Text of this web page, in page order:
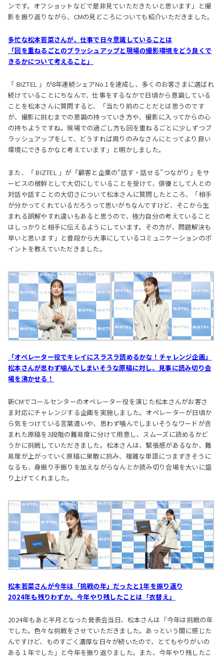
ンです。オフショットなどで是非見ていただきたいと思います」と撮
影を振り返りながら、CMの見どころについても紹介いただきました。
多忙な松本若菜さんが、仕事で日々意識していることは
「回を重ねるごとのブラッシュアップと現場の撮影環境をどう良くで
きるかについて考えること」
「 BIZTEL 」が8年連続シェアNo.1を達成し、多くのお客さまに選ばれ
続けていることにちなんで、仕事をするなかで日頃から意識している
ことを松本さんに質問すると、「当たり前のことだとは思うのです
が、撮影に挑むまでの意識の持っていき方や、撮影に入ってからの心
の持ちようですね。現場での過ごし方も回を重ねるごとに少しずつブ
ラッシュアップをして、どうすれば周りのみなさんにとってより良い
環境にできるかなと考えています」と明かしました。
また、「 BIZTEL 」が「顧客と企業の“話す・話せる”つながり」をサ
ービスの根幹として大切にしていることを受けて、俳優として人との
対話や話すことの大切さについて松本さんに質問したところ、「相手
が分かってくれているだろうって思いがちなんですけど、そこから生
まれる誤解やすれ違いもあると思うので、極力自分の考えていること
はしっかりと相手に伝えるようにしています。その方が、問題解決も
早いと思います」と普段から大事にしているコミュニケーションのポ
イントを教えていただきました。
「オペレーター役でキレイにスラスラ読めるかな！チャレンジ企画」
松本さんが思わず噛んでしまいそうな原稿に対し、見事に読み切り会
場を沸かせる！
新CMでコールセンターのオペレーター役を演じた松本さんがお客さ
ま対応にチャレンジする企画を実施しました。オペレーターが日頃か
ら気をつけている言葉遣いや、思わず噛んでしまいそうなワードが含
まれた原稿を3段階の難易度に分けて用意し、スムーズに読めるかど
うかに挑戦していただきました。松本さんは、緊張感があるなか、難
易度が上がっていく原稿に果敢に挑み、複雑な単語につまずきそうに
なるも、身振り手振りを加えながらなんとか読み切り会場を大いに盛
り上げてくれました。
松本若菜さんが今年は「挑戦の年」だったと1年を振り返り
2024年も残りわずか。今年やり残したことは「衣替え」
2024年もあと半月となった発表会当日、松本さんは「今年は挑戦の年
でした。色々な挑戦をさせていただきました。あっという間に感じた
んですけど、ものすごく濃厚な日々が続いたので、とてもやりがいの
ある１年でした」と今年を振り返りました。また、今年やり残したこ